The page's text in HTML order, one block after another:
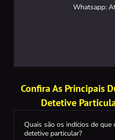
Whatsapp:
Confira As Principais
Detetive
Quais são os indícios de que
detetive particular?